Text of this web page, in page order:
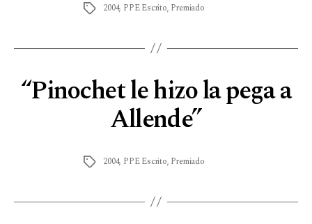
2004, PPE Escrito, Premiado
“Pinochet le hizo la pega a
Allende”
2004, PPE Escrito, Premiado